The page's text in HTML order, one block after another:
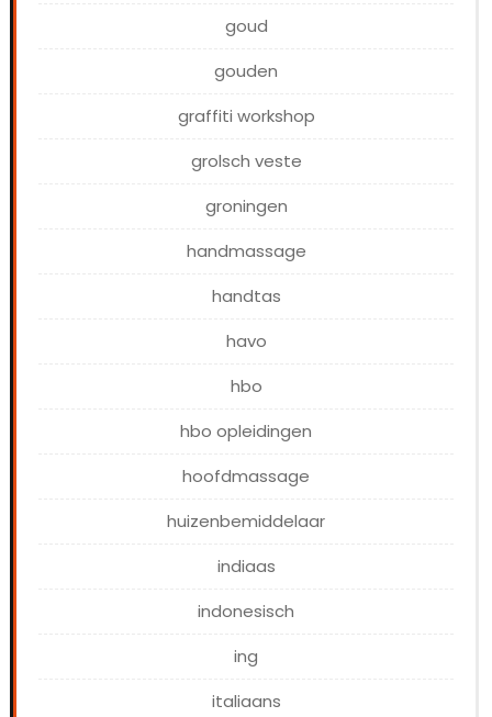
goud
gouden
graffiti workshop
grolsch veste
groningen
handmassage
handtas
havo
hbo
hbo opleidingen
hoofdmassage
huizenbemiddelaar
indiaas
indonesisch
ing
italiaans